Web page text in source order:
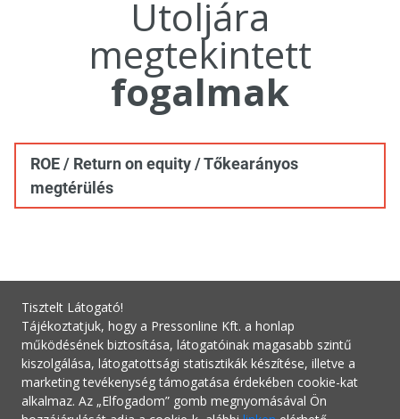
Utoljára
megtekintett
fogalmak
ROE / Return on equity / Tőkearányos
megtérülés
Tisztelt Látogató!
Tájékoztatjuk, hogy a Pressonline Kft. a honlap
működésének biztosítása, látogatóinak magasabb szintű
kiszolgálása, látogatottsági statisztikák készítése, illetve a
marketing tevékenység támogatása érdekében cookie-kat
alkalmaz. Az „Elfogadom” gomb megnyomásával Ön